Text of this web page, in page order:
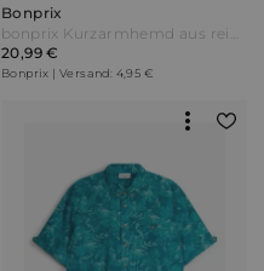
Bonprix
bonprix Kurzarmhemd aus reiner Baumwolle Grün
20,99 €
Bonprix | Versand: 4,95 €